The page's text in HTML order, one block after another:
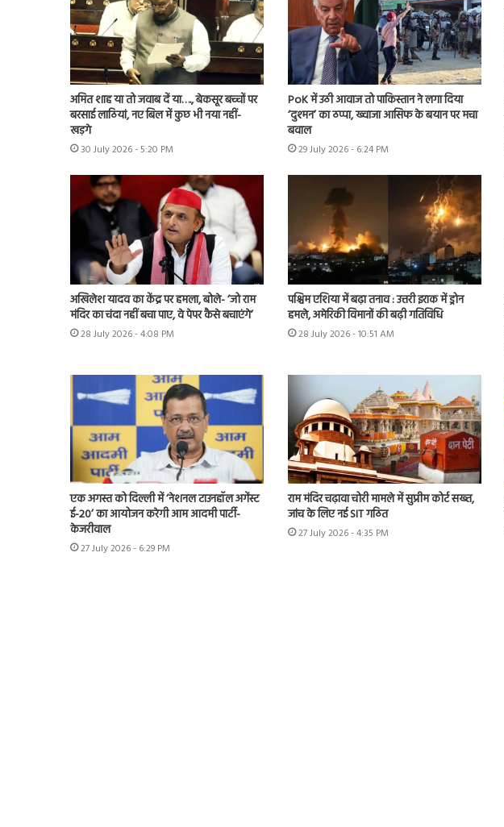
अमित शाह या तो जवाब दें या…., बेकसूर बच्चों पर
बरसाई लाठियां, नए बिल में कुछ भी नया नहीं-
खड़गे
30 July 2026 - 5:20 PM
PoK में उठी आवाज तो पाकिस्तान ने लगा दिया
‘दुश्मन’ का ठप्पा, ख्वाजा आसिफ के बयान पर मचा
बवाल
29 July 2026 - 6:24 PM
अखिलेश यादव का केंद्र पर हमला, बोले- ‘जो राम
मंदिर का चंदा नहीं बचा पाए, वे पेपर कैसे बचाएंगे’
28 July 2026 - 4:08 PM
पश्चिम एशिया में बढ़ा तनाव : उत्तरी इराक में ड्रोन
हमले, अमेरिकी विमानों की बढ़ी गतिविधि
28 July 2026 - 10:51 AM
एक अगस्त को दिल्ली में ‘नेशनल टाउनहॉल अगेंस्ट
ई-20’ का आयोजन करेगी आम आदमी पार्टी-
केजरीवाल
27 July 2026 - 6:29 PM
राम मंदिर चढ़ावा चोरी मामले में सुप्रीम कोर्ट सख्त,
जांच के लिए नई SIT गठित
27 July 2026 - 4:35 PM